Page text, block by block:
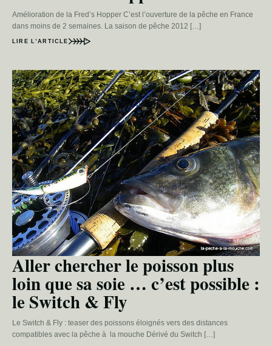
Amélioration de la Fred’s Hopper C’est l’ouverture de la pêche en France
dans moins de 2 semaines. La saison de pêche 2012 […]
LIRE L’ARTICLE
Aller chercher le poisson plus
loin que sa soie … c’est possible :
le Switch & Fly
Le Switch & Fly : teaser des poissons éloignés vers des distances
compatibles avec la pêche à la mouche Dérivé du Switch […]